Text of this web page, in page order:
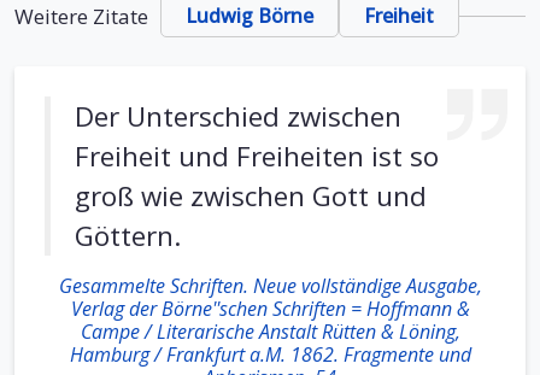
Weitere Zitate Ludwig Börne Freiheit
Der Unterschied zwischen
Freiheit und Freiheiten ist so
groß wie zwischen Gott und
Göttern.
Gesammelte Schriften. Neue vollständige Ausgabe,
Verlag der Börne''schen Schriften = Hoffmann &
Campe / Literarische Anstalt Rütten & Löning,
Hamburg / Frankfurt a.M. 1862. Fragmente und